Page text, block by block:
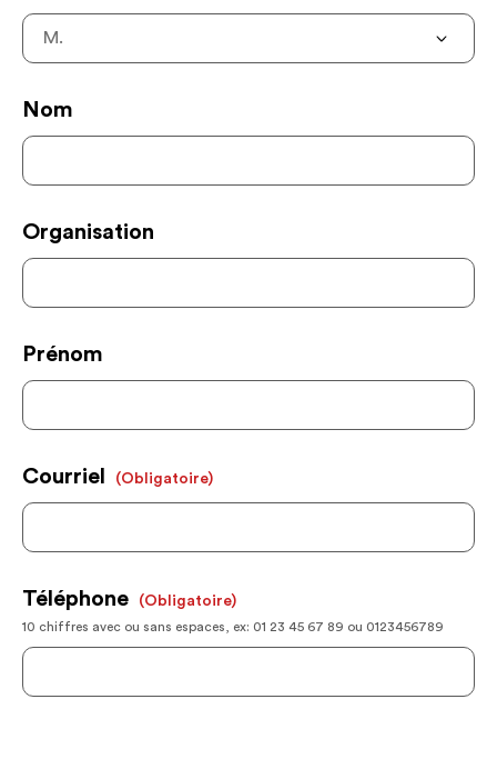
Nom
Organisation
Prénom
Courriel (obligatoire)
Téléphone (obligatoire)
10 chiffres avec ou sans espaces, ex: 01 23 45 67 89 ou 0123456789